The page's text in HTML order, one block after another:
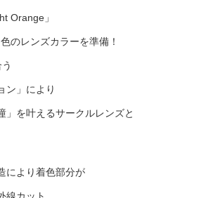
Orange」
のレンズカラーを準備！
ン」により
」を叶えるサークルレンズと
により着色部分が